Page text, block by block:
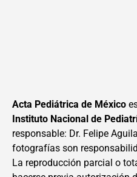
Acta Pediátrica de México
Instituto Nacional de
responsable: Dr. Felipe
fotografías son
La reproducción parcial o